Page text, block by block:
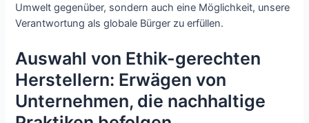
Umwelt gegenüber, sondern auch eine Möglichkeit, unsere
Verantwortung als globale Bürger zu erfüllen.
Auswahl von Ethik-gerechten
Herstellern: Erwägen von
Unternehmen, die nachhaltige